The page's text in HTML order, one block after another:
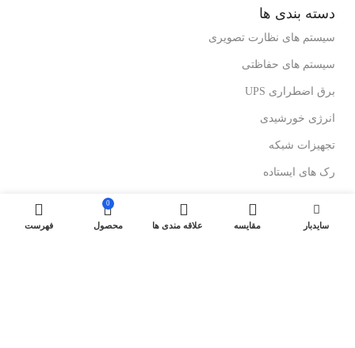
دسته بندی ها
سیستم های نظارت تصویری
سیستم های حفاظتی
برق اضطراری UPS
انرژی خورشیدی
تجهیزات شبکه
رک های ایستاده
درباز کن های تصویری
سایدبار مقایسه علاقه مندی ها
0
محصول فهرست